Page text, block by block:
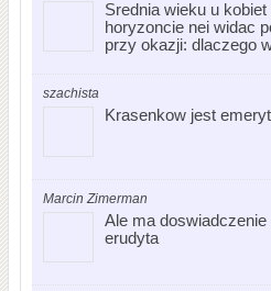
Srednia wieku u
horyzoncie nei widac
przy okazji: dlaczego
szachista
Krasenkow jest
Marcin Zimerman
Ale ma
erudyta